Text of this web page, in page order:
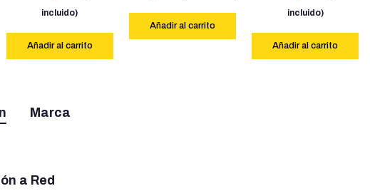
incluido)
Añadir al carrito
Añadir al carrito
incluido)
Añadir al carrito
Marca
a Red